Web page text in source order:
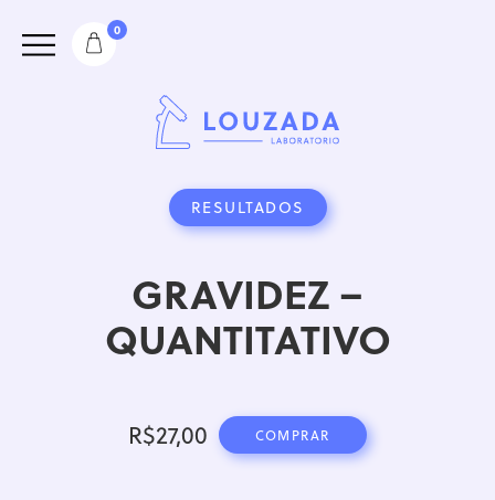
0
RESULTADOS
GRAVIDEZ –
QUANTITATIVO
R$27,00 COMPRAR